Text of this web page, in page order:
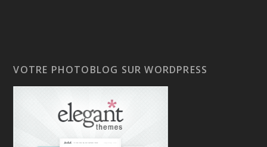
VOTRE PHOTOBLOG SUR WORDPRESS